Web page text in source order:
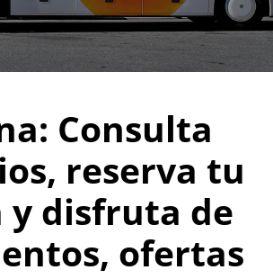
Consulta
reserva tu
y disfruta de
ofertas